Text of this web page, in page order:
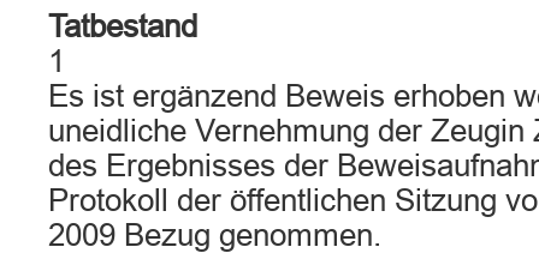
Tatbestand
1
Es ist ergänzend Beweis erhoben
uneidliche Vernehmung der Zeugin
des Ergebnisses der
Protokoll der öffentlichen Sitzung
2009 Bezug genommen.